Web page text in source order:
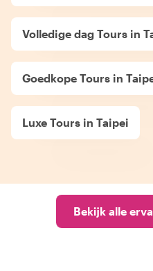
Volledige dag Tours in
Goedkope Tours in
Luxe Tours in Taipei
Bekijk alle